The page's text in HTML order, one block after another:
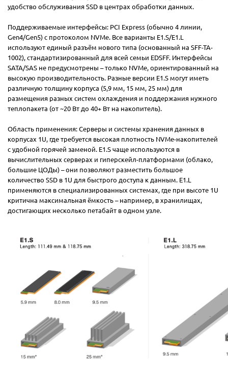
удобство обслуживания SSD в центрах обработки данных.
Поддерживаемые интерфейсы: PCI Express (обычно 4 линии,
Gen4/Gen5) с протоколом NVMe. Все варианты E1.S/E1.L
используют единый разъём нового типа (основанный на SFF-TA-
1002), стандартизированный для всей семьи EDSFF. Интерфейсы
SATA/SAS не предусмотрены – только NVMe, ориентированный на
высокую производительность. Разные версии E1.S могут иметь
различную толщину корпуса (5,9 мм, 15 мм, 25 мм) для
размещения разных систем охлаждения и поддержания нужного
теплопакета (от ~20 Вт до 40+ Вт на накопитель).
Область применения: Серверы и системы хранения данных в
корпусах 1U, где требуется высокая плотность NVMe-накопителей
с удобной горячей заменой. E1.S чаще используются в
вычислительных серверах и гиперскейл-платформами (облако,
большие ЦОДы) – они позволяют разместить большое
количество SSD в 1U для быстрого доступа к данным. E1.L
применяются в специализированных системах, где при высоте 1U
критична максимальная ёмкость – например, в хранилищах,
достигающих несколько петабайт в одном узле.